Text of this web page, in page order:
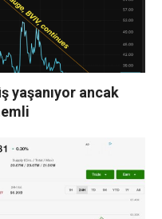
yaşanıyor ancak